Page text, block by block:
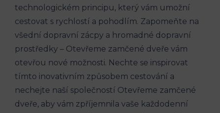
⁢technologickém principu, který vám umožní
cestovat s rychlostí ⁢a⁣ pohodlím. Zapomeňte na
všední dopravní zácpy a hromadné‌ dopravní
prostředky – Otevřeme zamčené‍ dveře vám
otevřou nové ‍možnosti. Nechte se inspirovat⁣
tímto inovativním způsobem cestování a
nechejte naší společností Otevřeme ⁢zamčené
dveře,⁤ aby vám⁣ zpříjemnila vaše každodenní‍